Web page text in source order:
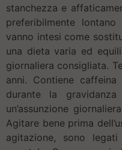
stanchezza e
preferibilmente
vanno intesi come
una dieta varia ed
giornaliera consigliata.
anni. Contiene
durante la
un’assunzione
Agitare bene prima
agitazione, sono